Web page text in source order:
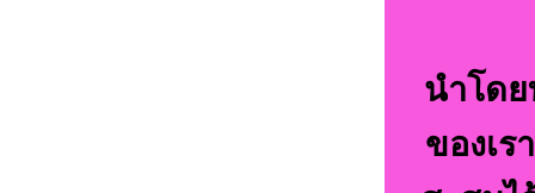
นำโด
ของเร